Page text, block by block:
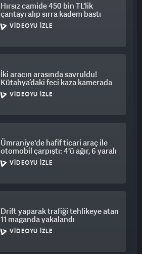
Hırsız camide 450 bin TL'lik
çantayı alıp sırra kadem bastı
VIDEOYU İZLE
İki aracın arasında savruldu!
Kütahya’daki feci kaza kamerada
VIDEOYU İZLE
Ümraniye'de hafif ticari araç ile
otomobil çarpıştı: 4'ü ağır, 6 yaralı
VIDEOYU İZLE
Drift yaparak trafiği tehlikeye atan
11 maganda yakalandı
VIDEOYU İZLE